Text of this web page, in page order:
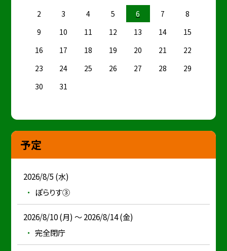
2
3 4 5 6 7
8
9
10 11 12 13 14
15
16
17 18 19 20 21
22
23
24 25 26 27 28
29
30
31
予定
2026/8/5 (水)
ぽらりす③
2026/8/10 (月) ～ 2026/8/14 (金)
完全閉庁